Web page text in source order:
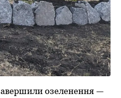
озеленення —